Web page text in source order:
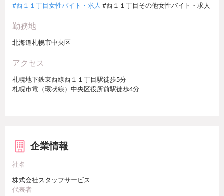
#西１１丁目女性バイト・求人 #西１１丁目その他女性バイト・求人
勤務地
北海道札幌市中央区
アクセス
札幌地下鉄東西線西１１丁目駅徒歩5分
札幌市電（環状線）中央区役所前駅徒歩4分
企業情報
社名
株式会社スタッフサービス
代表者